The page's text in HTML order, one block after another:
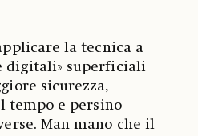
la tecnica a
digitali» superficiali
sicurezza,
tempo e persino
Man mano che il